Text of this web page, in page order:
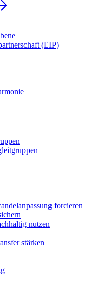
(EIP)
forcieren
nutzen
stärken